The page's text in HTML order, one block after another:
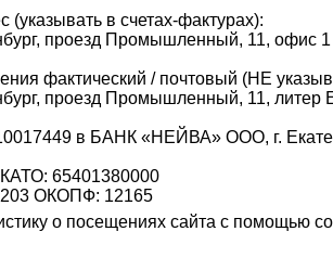
(указывать в счетах-фактурах):
проезд Промышленный, 11, офис 1
фактический / почтовый (НЕ
проезд Промышленный, 11, литер
в БАНК «НЕЙВА» ООО, г.
65401380000
ОКОПФ: 12165
о посещениях сайта с помощью